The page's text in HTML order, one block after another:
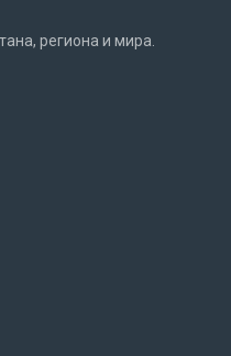
региона и мира.